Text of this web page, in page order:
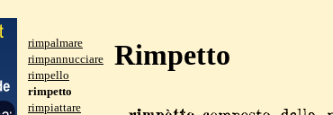
rimpalmare
rimpannucciare
rimpello
rimpetto
rimpiattare
Rimpetto